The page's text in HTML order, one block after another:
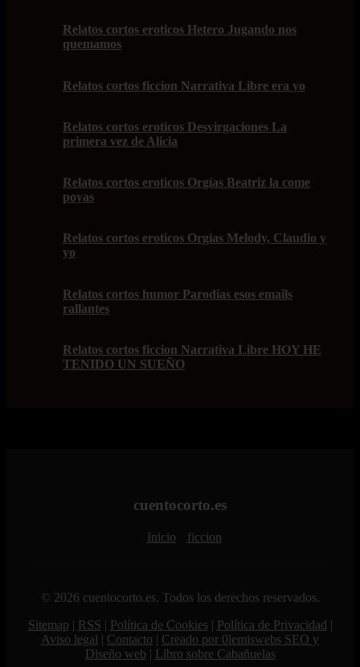
Relatos cortos eroticos Hetero Jugando nos
quemamos
Relatos cortos ficcion Narrativa Libre era yo
Relatos cortos eroticos Desvirgaciones La
primera vez de Alicia
Relatos cortos eroticos Orgías Beatriz la come
poyas
Relatos cortos eroticos Orgías Melody, Claudio y
yo
Relatos cortos humor Parodias esos emails
rallantes
Relatos cortos ficcion Narrativa Libre HOY HE
TENIDO UN SUEÑO
cuentocorto.es
Inicio ficcion
© 2026 cuentocorto.es. Todos los derechos reservados.
Sitemap | RSS | Política de Cookies| Política de Privacidad |
Aviso legal | Contacto | Creado por 0lemiswebs SEO y
Diseño web | Libro sobre Cabañuelas